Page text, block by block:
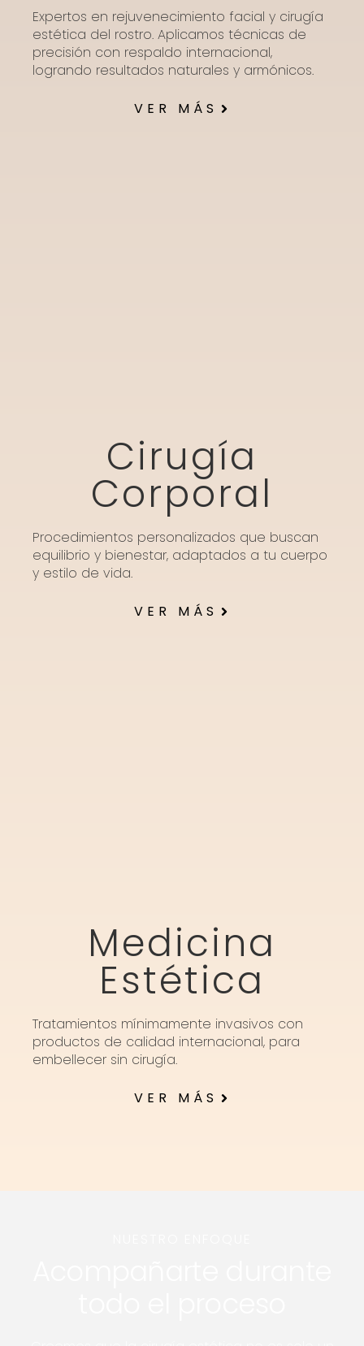
Expertos en rejuvenecimiento facial y cirugía
estética del rostro. Aplicamos técnicas de
precisión con respaldo internacional,
logrando resultados naturales y armónicos.
VER MÁS
Cirugía
Corporal
Procedimientos personalizados que buscan
equilibrio y bienestar, adaptados a tu cuerpo
y estilo de vida.
VER MÁS
Medicina
Estética
Tratamientos mínimamente invasivos con
productos de calidad internacional, para
embellecer sin cirugía.
VER MÁS